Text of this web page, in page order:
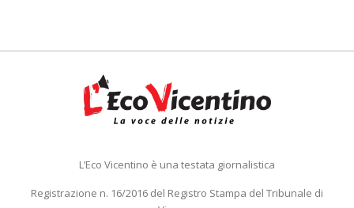
L’Eco Vicentino è una testata giornalistica
Registrazione n. 16/2016 del Registro Stampa del Tribunale di